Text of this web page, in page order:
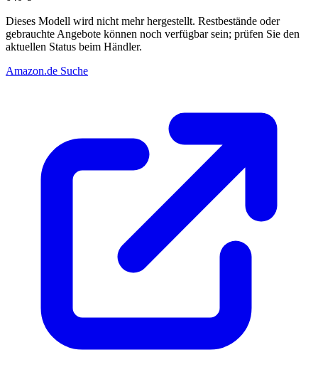
Dieses Modell wird nicht mehr hergestellt. Restbestände oder
gebrauchte Angebote können noch verfügbar sein; prüfen Sie den
aktuellen Status beim Händler.
Amazon.de Suche